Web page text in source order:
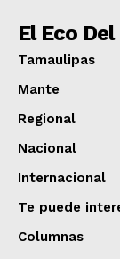
El Eco
Tamaulipas
Mante
Regional
Nacional
Internacional
Te puede
Columnas